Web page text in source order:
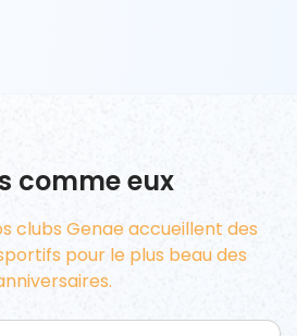
comme eux
clubs Genae accueillent des
pour le plus beau des